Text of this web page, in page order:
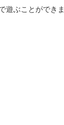
遊ぶことができま